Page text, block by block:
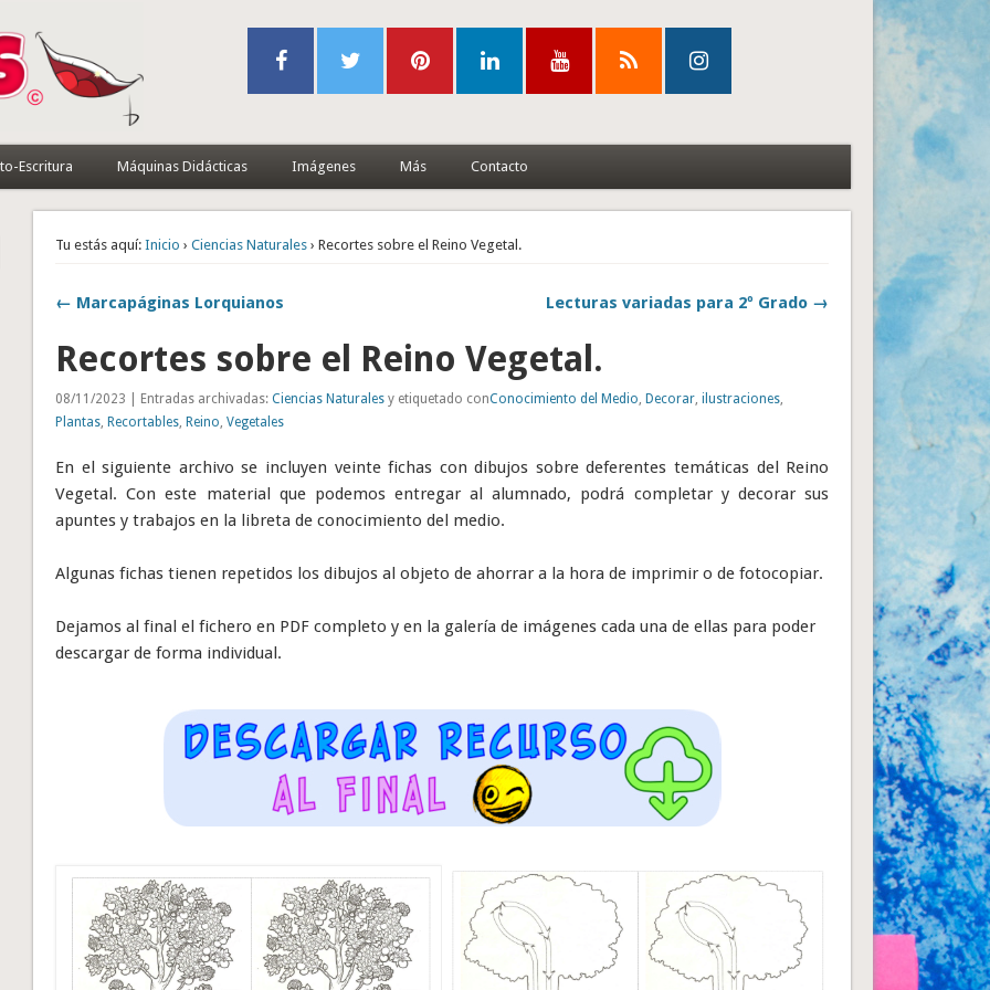
Escritura Máquinas Didácticas Imágenes Más Contacto
Tu estás aquí: Inicio ›Ciencias Naturales › Recortes sobre el Reino Vegetal.
← Marcapáginas Lorquianos Lecturas variadas para 2º Grado →
Recortes sobre el Reino Vegetal.
08/11/2023 | Entradas archivadas:Ciencias Naturales y etiquetado conConocimiento del Medio,Decorar,ilustraciones,
Plantas,Recortables,Reino,Vegetales
En el siguiente archivo se incluyen veinte fichas con dibujos sobre deferentes temáticas del Reino
Vegetal. Con este material que podemos entregar al alumnado, podrá completar y decorar sus
apuntes y trabajos en la libreta de conocimiento del medio.
Algunas fichas tienen repetidos los dibujos al objeto de ahorrar a la hora de imprimir o de fotocopiar.
Dejamos al final el fichero en PDF completo y en la galería de imágenes cada una de ellas para poder
descargar de forma individual.